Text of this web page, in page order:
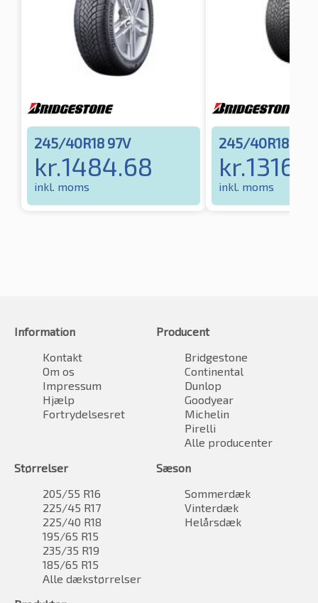
245/40R18 97V
kr.1484.68
inkl. moms
245/40R18
kr.
inkl. moms
Information
Kontakt
Om os
Impressum
Hjælp
Fortrydelsesret
Producent
Bridgestone
Continental
Dunlop
Goodyear
Michelin
Pirelli
Alle producenter
Størrelser
205/55 R16
225/45 R17
225/40 R18
195/65 R15
235/35 R19
185/65 R15
Alle dækstørrelser
Sæson
Sommerdæk
Vinterdæk
Helårsdæk